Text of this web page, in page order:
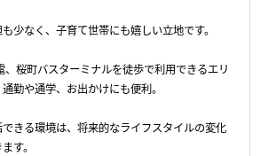
少なく、子育て世帯にも嬉しい立地です。
、桜町バスターミナルを徒歩で利用できるエリ
勤や通学、お出かけにも便利。
きる環境は、将来的なライフスタイルの変化
す。